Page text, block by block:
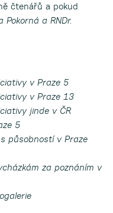
čtenářů a pokud
Pokorná a RNDr.
v Praze 5
v Praze 13
jinde v ČR
5
působností v Praze
za poznáním v